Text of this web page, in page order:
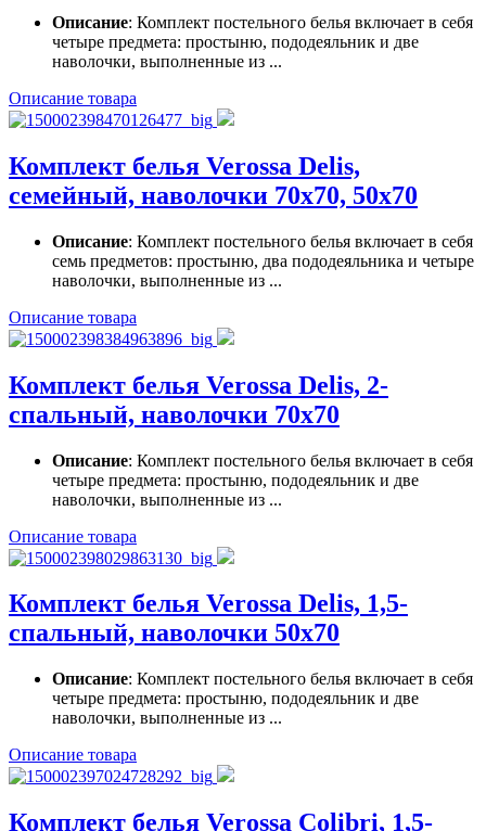
Описание: Комплект постельного белья включает в себя
четыре предмета: простыню, пододеяльник и две
наволочки, выполненные из ...
Описание товара
Комплект белья Verossa Delis,
семейный, наволочки 70х70, 50х70
Описание: Комплект постельного белья включает в себя
семь предметов: простыню, два пододеяльника и четыре
наволочки, выполненные из ...
Описание товара
Комплект белья Verossa Delis, 2-
спальный, наволочки 70х70
Описание: Комплект постельного белья включает в себя
четыре предмета: простыню, пододеяльник и две
наволочки, выполненные из ...
Описание товара
Комплект белья Verossa Delis, 1,5-
спальный, наволочки 50х70
Описание: Комплект постельного белья включает в себя
четыре предмета: простыню, пододеяльник и две
наволочки, выполненные из ...
Описание товара
Комплект белья Verossa Colibri, 1,5-